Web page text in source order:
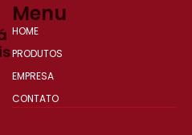
Menu
HOME
PRODUTOS
EMPRESA
CONTATO